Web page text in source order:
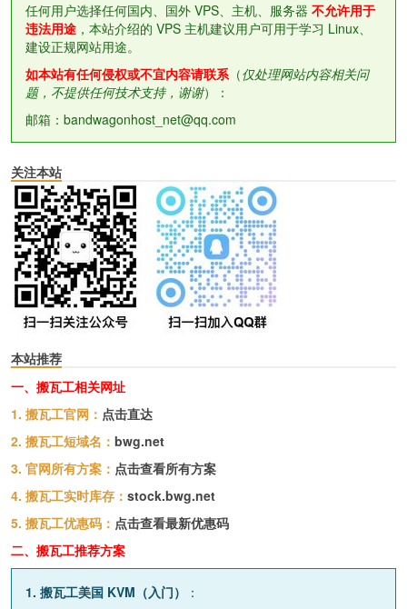
任何用户选择任何国内、国外 VPS、主机、服务器 不允许用于
违法用途 ，本站介绍的 VPS 主机建议用户可用于学习 Linux、
建设正规网站用途。
如本站有任何侵权或不宜内容请联系（仅处理网站内容相关问
题，不提供任何技术支持，谢谢）：
邮箱：bandwagonhost_net@qq.com
关注本站
本站推荐
一、搬瓦工相关网址
1. 搬瓦工官网： 点击直达
2. 搬瓦工短域名： bwg.net
3. 官网所有方案： 点击查看所有方案
4. 搬瓦工实时库存： stock.bwg.net
5. 搬瓦工优惠码： 点击查看最新优惠码
二、搬瓦工推荐方案
1. 搬瓦工美国 KVM（入门） ：